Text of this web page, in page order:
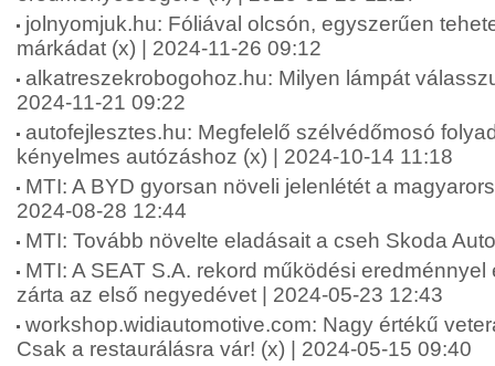
jolnyomjuk.hu: Fóliával olcsón, egyszerűen
márkádat (x) | 2024-11-26 09:12
alkatreszekrobogohoz.hu: Milyen lámpát
2024-11-21 09:22
autofejlesztes.hu: Megfelelő szélvédőmosó
kényelmes autózáshoz (x) | 2024-10-14 11:18
MTI: A BYD gyorsan növeli jelenlétét a
2024-08-28 12:44
MTI: Tovább növelte eladásait a cseh Skoda
MTI: A SEAT S.A. rekord működési
zárta az első negyedévet | 2024-05-23 12:43
workshop.widiautomotive.com: Nagy értékű
Csak a restaurálásra vár! (x) | 2024-05-15 09:40